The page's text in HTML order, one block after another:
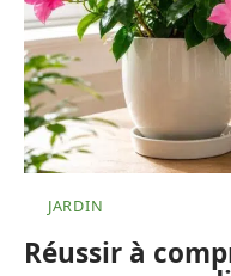
JARDIN
Réussir à